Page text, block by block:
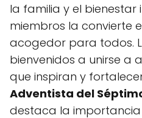
la familia y el bienestar
miembros la convierte
acogedor para todos.
bienvenidos a unirse a
que inspiran y
Adventista del
destaca la